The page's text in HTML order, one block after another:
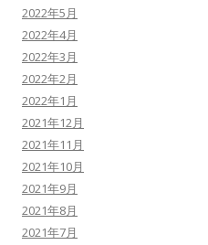
2022年5月
2022年4月
2022年3月
2022年2月
2022年1月
2021年12月
2021年11月
2021年10月
2021年9月
2021年8月
2021年7月